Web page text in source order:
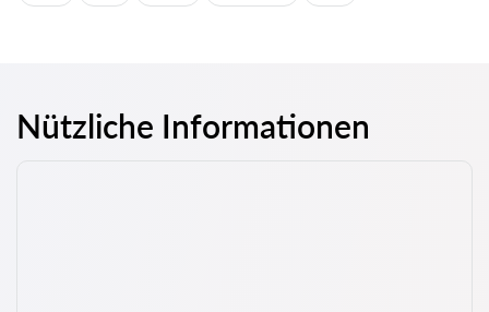
Nützliche Informationen